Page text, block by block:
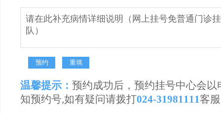
温馨提示： 预约成功后，预约挂号中心会
知预约号,如有疑问请拨打024-31981111客